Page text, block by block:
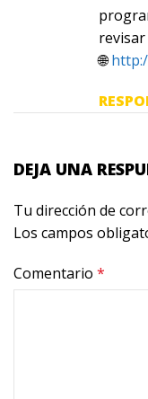
🌐
DEJA UNA
Tu dirección de
Los campos
Comentario *